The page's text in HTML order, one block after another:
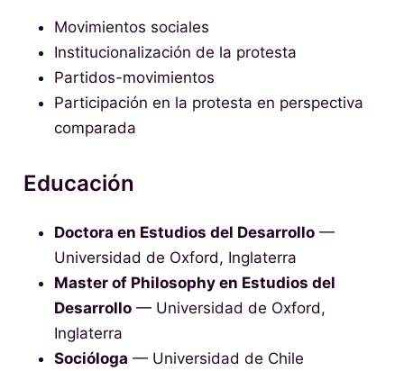
Movimientos sociales
Institucionalización de la protesta
Partidos-movimientos
Participación en la protesta en perspectiva
comparada
Educación
Doctora en Estudios del Desarrollo—
Universidad de Oxford, Inglaterra
Master of Philosophy en Estudios del
Desarrollo— Universidad de Oxford,
Inglaterra
Socióloga — Universidad de Chile